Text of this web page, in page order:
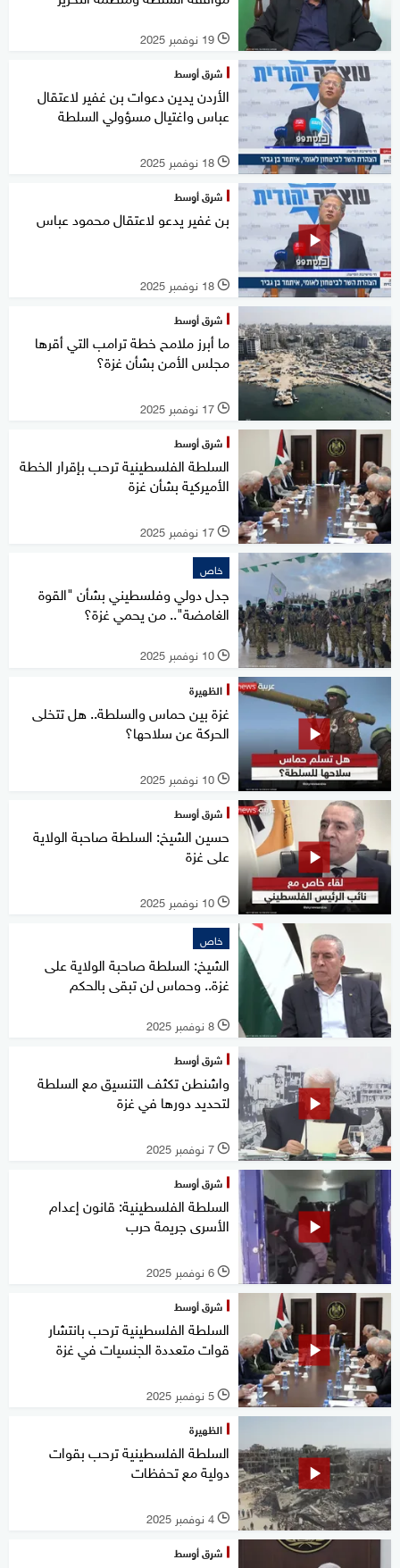
l 19 نوفمبر 2025
شرق أوسط
الأردن يدين دعوات بن غفير لاعتقال
عباس واغتيال مسؤولي السلطة
l 18 نوفمبر 2025
شرق أوسط
بن غفير يدعو لاعتقال محمود عباس
l 18 نوفمبر 2025
شرق أوسط
ما أبرز ملامح خطة ترامب التي أقرها
مجلس الأمن بشأن غزة؟
l 17 نوفمبر 2025
شرق أوسط
السلطة الفلسطينية ترحب بإقرار الخطة
الأميركية بشأن غزة
l 17 نوفمبر 2025
خاص
جدل دولي وفلسطيني بشأن "القوة
الغامضة".. من يحمي غزة؟
l 10 نوفمبر 2025
الظهيرة
غزة بين حماس والسلطة.. هل تتخلى
الحركة عن سلاحها؟
l 10 نوفمبر 2025
شرق أوسط
حسين الشيخ: السلطة صاحبة الولاية
على غزة
l 10 نوفمبر 2025
خاص
الشيخ: السلطة صاحبة الولاية على
غزة.. وحماس لن تبقى بالحكم
l 8 نوفمبر 2025
شرق أوسط
واشنطن تكثف التنسيق مع السلطة
لتحديد دورها في غزة
l 7 نوفمبر 2025
شرق أوسط
السلطة الفلسطينية: قانون إعدام
الأسرى جريمة حرب
l 6 نوفمبر 2025
شرق أوسط
السلطة الفلسطينية ترحب بانتشار
قوات متعددة الجنسيات في غزة
l 5 نوفمبر 2025
الظهيرة
السلطة الفلسطينية ترحب بقوات
دولية مع تحفظات
l 4 نوفمبر 2025
شرق أوسط